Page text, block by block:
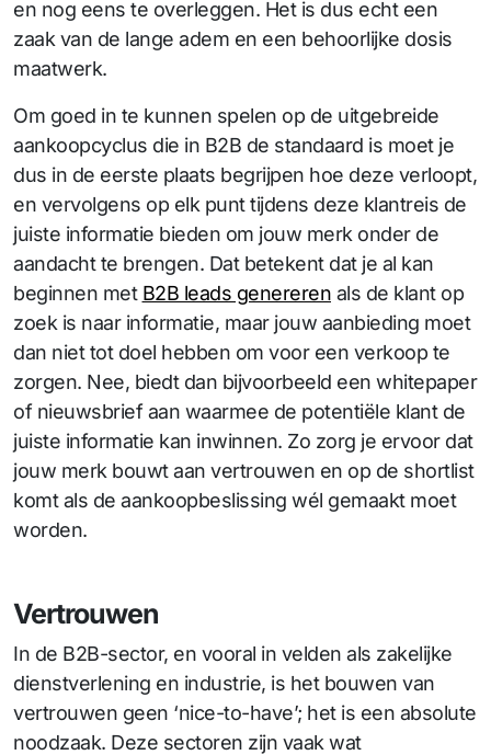
en nog eens te overleggen. Het is dus echt een
zaak van de lange adem en een behoorlijke dosis
maatwerk.
Om goed in te kunnen spelen op de uitgebreide
aankoopcyclus die in B2B de standaard is moet je
dus in de eerste plaats begrijpen hoe deze verloopt,
en vervolgens op elk punt tijdens deze klantreis de
juiste informatie bieden om jouw merk onder de
aandacht te brengen. Dat betekent dat je al kan
beginnen met B2B leads genereren als de klant op
zoek is naar informatie, maar jouw aanbieding moet
dan niet tot doel hebben om voor een verkoop te
zorgen. Nee, biedt dan bijvoorbeeld een whitepaper
of nieuwsbrief aan waarmee de potentiële klant de
juiste informatie kan inwinnen. Zo zorg je ervoor dat
jouw merk bouwt aan vertrouwen en op de shortlist
komt als de aankoopbeslissing wél gemaakt moet
worden.
Vertrouwen
In de B2B-sector, en vooral in velden als zakelijke
dienstverlening en industrie, is het bouwen van
vertrouwen geen ‘nice-to-have’; het is een absolute
noodzaak. Deze sectoren zijn vaak wat